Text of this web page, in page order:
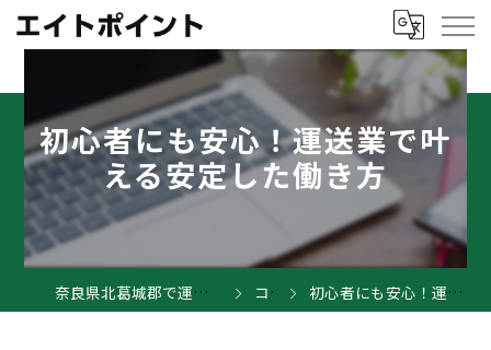
初心者にも安心！運送業で叶
える安定した働き方
奈良県北葛城郡で運送業の求人ならエイトポイント コラム 初心者にも安心！運送業で叶える安定した働き方